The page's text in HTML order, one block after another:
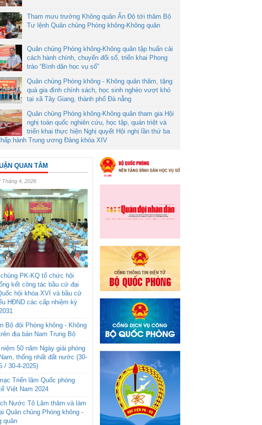
Tham mưu trưởng Không quân Ấn Độ tới thăm Bộ
Tư lệnh Quân chủng Phòng không-Không quân
Quân chủng Phòng không-Không quân tập huấn cải
cách hành chính, chuyển đổi số, triển khai Phong
trào “Bình dân học vụ số”
Quân chủng Phòng không - Không quân thăm, tặng
quà gia đình chính sách, học sinh nghèo vượt khó
tại xã Tây Giang, thành phố Đà nẵng
Quân chủng Phòng không-Không quân tham gia Hội
nghị toàn quốc nghiên cứu, học tập, quán triệt và
triển khai thực hiện Nghị quyết Hội nghị lần thứ ba
hành Trung ương Đảng khóa XIV
QUAN TÂM
Tháng 4, 2026
PK-KQ tổ chức hội
kết công tác bầu cử đại
hội khóa XVI và bầu cử
HĐND các cấp nhiệm kỳ
Bộ đội Phòng không - Không
địa bàn Nam Trung Bộ
50 năm Ngày giải phóng
thống nhất đất nước (30-
/ 30-4-2025)
Triển lãm Quốc phòng
Việt Nam 2024
Nước Tô Lâm thăm và làm
Quân chủng Phòng không -
quân